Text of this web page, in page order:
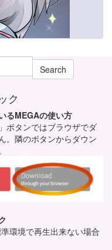
Search
ク
るMEGAの使い方
ボタンではブラウザでダ
。隣のボタンからダウン
環境で再生出来ない場合